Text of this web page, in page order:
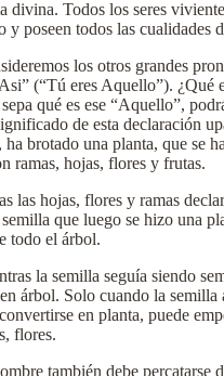
divina. Todos los seres
y poseen todos las cualidades
los otros grandes
(“Tú eres Aquello”). ¿Qué
qué es ese “Aquello”,
de esta declaración
ha brotado una planta, que se
ramas, hojas, flores y frutas.
las hojas, flores y ramas
que luego se hizo una
todo el árbol.
la semilla seguía siendo
árbol. Solo cuando la semilla
en planta, puede
flores.
también debe percatarse